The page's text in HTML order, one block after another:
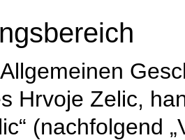
Hrvoje Zelic,
(nachfolgend